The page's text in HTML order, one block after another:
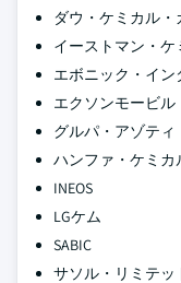
ダウ・ケミカル・
イーストマン・
エボニック・イン
エクソンモービ
グルパ・アゾティ
ハンファ・ケミカ
INEOS
LGケム
SABIC
サソル・リミテッ